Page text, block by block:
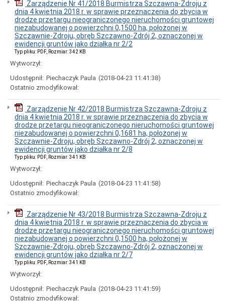
Zarządzenia
2015
roku
Zarządzenia
2014
roku
Zarządzenia
2013
roku
Zarządzenia
2012
roku
Zarządzenia
roku
Zarządzenia
roku
Zarządzenia
2009
roku
Zarządzenia
2008
roku
Zarządzenia
Zarządzenie Nr 41/2018 Burmistrza Szczawna-Zdroju z
dnia 4 kwietnia 2018 r. w sprawie przeznaczenia do zbycia w
drodze przetargu nieograniczonego nieruchomości gruntowej
niezabudowanej o powierzchni 0,1500 ha, położonej w
Szczawnie-Zdroju, obręb Szczawno-Zdrój 2, oznaczonej w
ewidencji gruntów jako działka nr 2/2
Typ pliku: PDF, Rozmiar: 342 KB
Wytworzył:
Udostępnił: Piechaczyk Paula (2018-04-23 11:41:38)
Ostatnio zmodyfikował:
Zarządzenie Nr 42/2018 Burmistrza Szczawna-Zdroju z
dnia 4 kwietnia 2018 r. w sprawie przeznaczenia do zbycia w
drodze przetargu nieograniczonego nieruchomości gruntowej
niezabudowanej o powierzchni 0,1681 ha, położonej w
Szczawnie-Zdroju, obręb Szczawno-Zdrój 2, oznaczonej w
ewidencji gruntów jako działka nr 2/8
Typ pliku: PDF, Rozmiar: 341 KB
Wytworzył:
Udostępnił: Piechaczyk Paula (2018-04-23 11:41:58)
Ostatnio zmodyfikował:
Zarządzenie Nr 43/2018 Burmistrza Szczawna-Zdroju z
dnia 4 kwietnia 2018 r. w sprawie przeznaczenia do zbycia w
drodze przetargu nieograniczonego nieruchomości gruntowej
niezabudowanej o powierzchni 0,1500 ha, położonej w
Szczawnie-Zdroju, obręb Szczawno-Zdrój 2, oznaczonej w
ewidencji gruntów jako działka nr 2/7
Typ pliku: PDF, Rozmiar: 341 KB
Wytworzył:
Udostępnił: Piechaczyk Paula (2018-04-23 11:41:59)
Ostatnio zmodyfikował: